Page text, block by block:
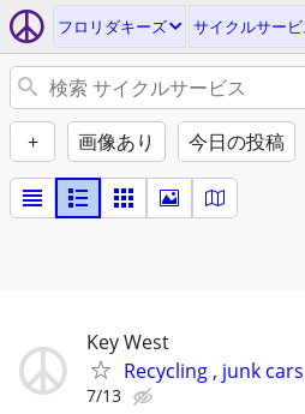
フロリダキーズ サイクルサービ
+ 画像あり 今日の投稿
Key West
Recycling , junk
7/13